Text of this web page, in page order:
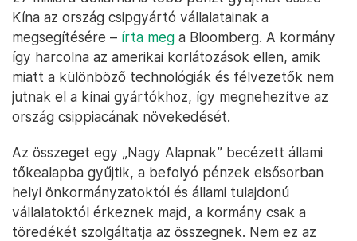
Kína az ország csipgyártó vállalatainak a
megsegítésére – írta meg a Bloomberg. A kormány
így harcolna az amerikai korlátozások ellen, amik
miatt a különböző technológiák és félvezetők nem
jutnak el a kínai gyártókhoz, így megnehezítve az
ország csippiacának növekedését.
Az összeget egy „Nagy Alapnak” becézett állami
tőkealapba gyűjtik, a befolyó pénzek elsősorban
helyi önkormányzatoktól és állami tulajdonú
vállalatoktól érkeznek majd, a kormány csak a
töredékét szolgáltatja az összegnek. Nem ez az